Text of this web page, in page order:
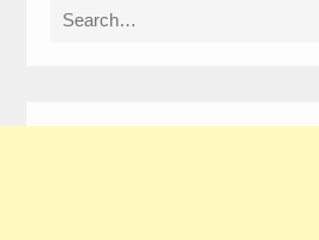
Search